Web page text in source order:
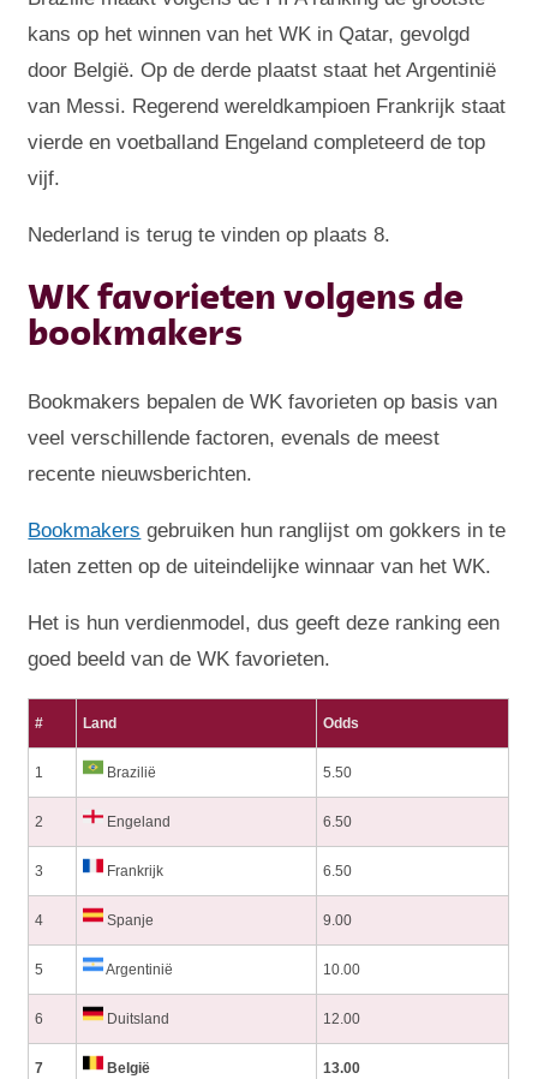
kans op het winnen van het WK in Qatar, gevolgd
door België. Op de derde plaatst staat het Argentinië
van Messi. Regerend wereldkampioen Frankrijk staat
vierde en voetballand Engeland completeerd de top
vijf.
Nederland is terug te vinden op plaats 8.
WK favorieten volgens de
bookmakers
Bookmakers bepalen de WK favorieten op basis van
veel verschillende factoren, evenals de meest
recente nieuwsberichten.
Bookmakers gebruiken hun ranglijst om gokkers in te
laten zetten op de uiteindelijke winnaar van het WK.
Het is hun verdienmodel, dus geeft deze ranking een
goed beeld van de WK favorieten.
# Land Odds
1 Brazilië 5.50
2 Engeland 6.50
3 Frankrijk 6.50
4 Spanje 9.00
5 Argentinië 10.00
6 Duitsland 12.00
7 België 13.00